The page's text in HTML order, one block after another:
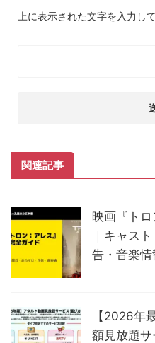
上に表示された文字を入力し
関連記事
映画『ト
｜キャス
告・音楽
【2026年
額見放題